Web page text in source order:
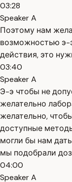
03:28
Speaker A
Поэтому нам
возможностью э-
действия, это
03:40
Speaker A
Э-э чтобы не
желательно
желательно,
доступные
могли бы нам
мы подобрали
04:00
Speaker A